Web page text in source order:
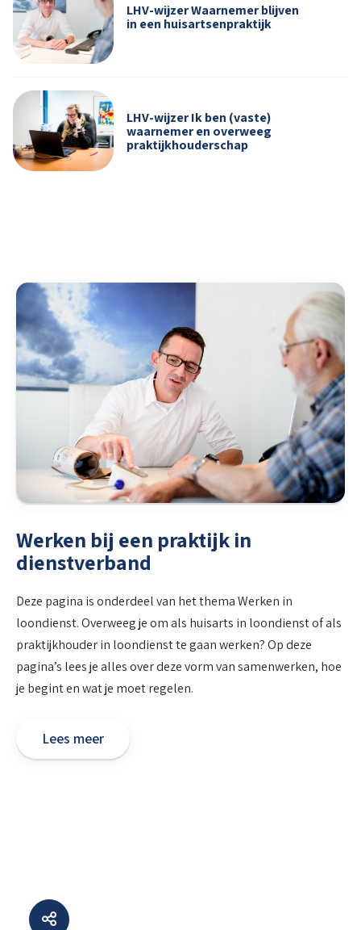
LHV-wijzer Waarnemer blijven
in een huisartsenpraktijk
LHV-wijzer Ik ben (vaste)
waarnemer en overweeg
praktijkhouderschap
Werken bij een praktijk in
dienstverband
Deze pagina is onderdeel van het thema Werken in
loondienst. Overweeg je om als huisarts in loondienst of als
praktijkhouder in loondienst te gaan werken? Op deze
pagina’s lees je alles over deze vorm van samenwerken, hoe
je begint en wat je moet regelen.
Lees meer